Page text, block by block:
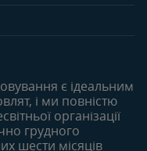
кабінет
є ідеальним
і ми повністю
організації
грудного
шести місяців